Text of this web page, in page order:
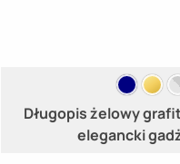
Długopis żelowy
elegancki